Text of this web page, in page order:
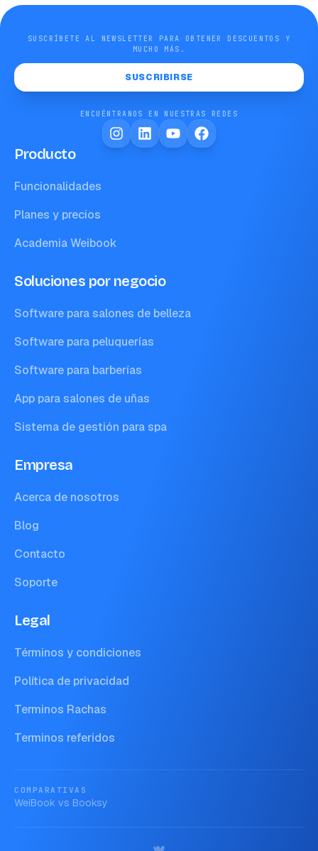
SUSCRÍBETE AL NEWSLETTER PARA OBTENER DESCUENTOS Y
MUCHO MÁS.
SUSCRIBIRSE
ENCUÉNTRANOS EN NUESTRAS REDES
Producto
Funcionalidades
Planes y precios
Academia Weibook
Soluciones por negocio
Software para salones de belleza
Software para peluquerías
Software para barberías
App para salones de uñas
Sistema de gestión para spa
Empresa
Acerca de nosotros
Blog
Contacto
Soporte
Legal
Términos y condiciones
Política de privacidad
Terminos Rachas
Terminos referidos
COMPARATIVAS
WeiBook vs Booksy